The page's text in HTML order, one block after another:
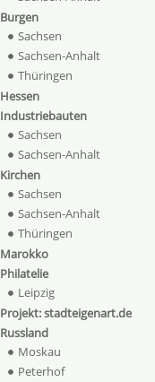
Burgen
Sachsen
Sachsen-Anhalt
Thüringen
Hessen
Industriebauten
Sachsen
Sachsen-Anhalt
Kirchen
Sachsen
Sachsen-Anhalt
Thüringen
Marokko
Philatelie
Leipzig
Projekt: stadteigenart.de
Russland
Moskau
Peterhof